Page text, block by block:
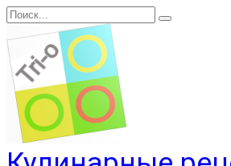
Перейти
к
содержанию
Search
for: